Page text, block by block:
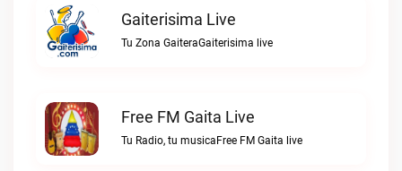
Gaiterisima Live
Tu Zona GaiteraGaiterisima live
Free FM Gaita Live
Tu Radio, tu musicaFree FM Gaita live